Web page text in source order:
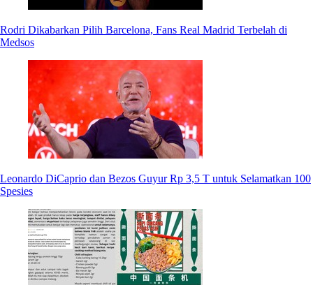
Rodri Dikabarkan Pilih Barcelona, Fans Real Madrid Terbelah di
Medsos
Leonardo DiCaprio dan Bezos Guyur Rp 3,5 T untuk Selamatkan 100
Spesies